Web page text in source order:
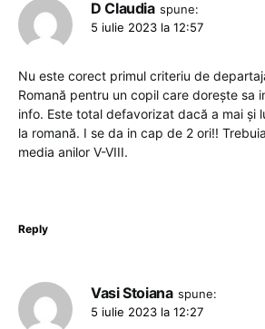
D Claudia spune:
5 iulie 2023 la 12:57
Nu este corect primul criteriu de
Romană pentru un copil care dorește sa
info. Este total defavorizat dacă a mai și
la romană. I se da in cap de 2 ori!!
media anilor V-VIII.
Reply
Vasi Stoiana spune:
5 iulie 2023 la 12:27